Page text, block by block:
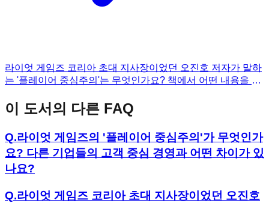
라이엇 게임즈 코리아 초대 지사장이었던 오진호 저자가 말하
는 '플레이어 중심주의'는 무엇인가요? 책에서 어떤 내용을 기
이 도서의 다른 FAQ
Q.라이엇 게임즈의 '플레이어 중심주의'가 무엇인가
요? 다른 기업들의 고객 중심 경영과 어떤 차이가 있
나요?
Q.라이엇 게임즈 코리아 초대 지사장이었던 오진호